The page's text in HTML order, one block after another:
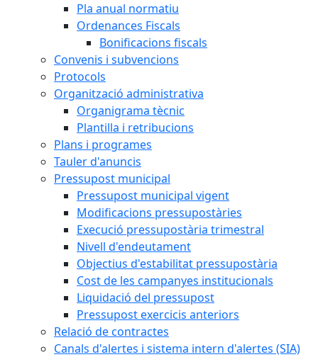
Pla anual normatiu
Ordenances Fiscals
Bonificacions fiscals
Convenis i subvencions
Protocols
Organització administrativa
Organigrama tècnic
Plantilla i retribucions
Plans i programes
Tauler d'anuncis
Pressupost municipal
Pressupost municipal vigent
Modificacions pressupostàries
Execució pressupostària trimestral
Nivell d'endeutament
Objectius d'estabilitat pressupostària
Cost de les campanyes institucionals
Liquidació del pressupost
Pressupost exercicis anteriors
Relació de contractes
Canals d'alertes i sistema intern d'alertes (SIA)